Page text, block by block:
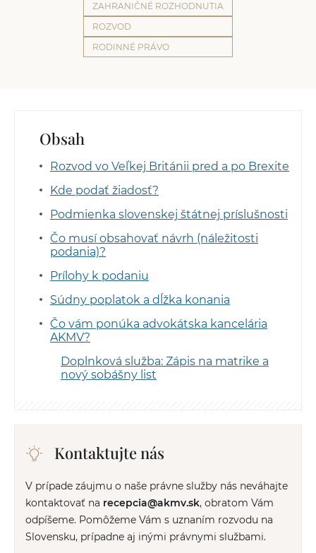
ZAHRANIČNÉ ROZHODNUTIA
ROZVOD
RODINNÉ PRÁVO
Obsah
Rozvod vo Veľkej Británii pred a po Brexite
Kde podať žiadosť?
Podmienka slovenskej štátnej príslušnosti
Čo musí obsahovať návrh (náležitosti
podania)?
Prílohy k podaniu
Súdny poplatok a dĺžka konania
Čo vám ponúka advokátska kancelária
AKMV?
Doplnková služba: Zápis na matrike a
nový sobášny list
Kontaktujte nás
V prípade záujmu o naše právne služby nás neváhajte
kontaktovať na recepcia@akmv.sk, obratom Vám
odpíšeme. Pomôžeme Vám s uznaním rozvodu na
Slovensku, prípadne aj inými právnymi službami.